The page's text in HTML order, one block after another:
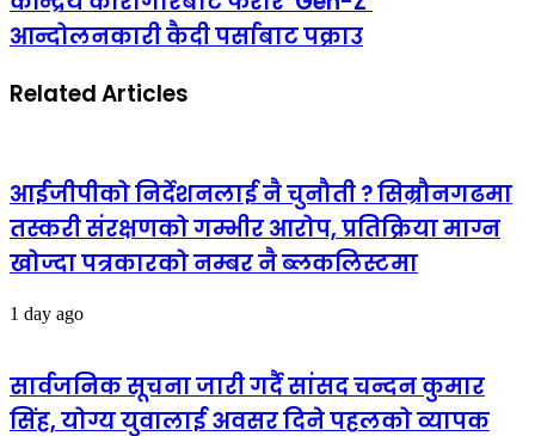
आन्दोलनकारी कैदी पर्साबाट पक्राउ
Related Articles
आईजीपीको निर्देशनलाई नै चुनौती ? सिम्रौनगढमा
तस्करी संरक्षणको गम्भीर आरोप, प्रतिक्रिया माग्न
खोज्दा पत्रकारको नम्बर नै ब्लकलिस्टमा
1 day ago
सार्वजनिक सूचना जारी गर्दै सांसद चन्दन कुमार
सिंह, योग्य युवालाई अवसर दिने पहलको व्यापक